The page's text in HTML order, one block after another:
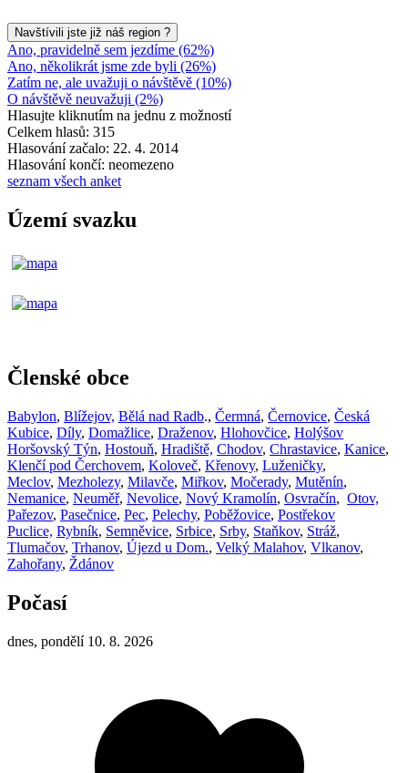
Navštívili jste již náš region ?
Ano, pravidelně sem jezdíme (62%)
Ano, několikrát jsme zde byli (26%)
Zatím ne, ale uvažuji o návštěvě (10%)
O návštěvě neuvažuji (2%)
Hlasujte kliknutím na jednu z možností
Celkem hlasů: 315
Hlasování začalo: 22. 4. 2014
Hlasování končí: neomezeno
seznam všech anket
Území svazku
Členské obce
Babylon, Blížejov, Bělá nad Radb., Čermná, Černovice, Česká
Kubice, Díly, Domažlice, Draženov, Hlohovčice, Holýšov
Horšovský Týn, Hostouň, Hradiště, Chodov, Chrastavice, Kanice,
Klenčí pod Čerchovem, Koloveč, Křenovy, Luženičky,
Meclov, Mezholezy, Milavče, Miřkov, Močerady, Mutěnín,
Nemanice, Neuměř, Nevolice, Nový Kramolín, Osvračín, Otov,
Pařezov, Pasečnice, Pec, Pelechy, Poběžovice, Postřekov
Puclice, Rybník, Semněvice, Srbice, Srby, Staňkov, Stráž,
Tlumačov, Trhanov, Újezd u Dom., Velký Malahov, Vlkanov,
Zahořany, Ždánov
Počasí
dnes, pondělí 10. 8. 2026